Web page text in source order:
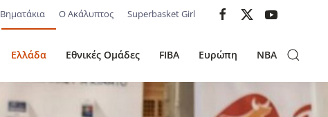
Βηματάκια Ο Ακάλυπτος Superbasket Girl
Ελλάδα Εθνικές Ομάδες FIBA Ευρώπη NBA